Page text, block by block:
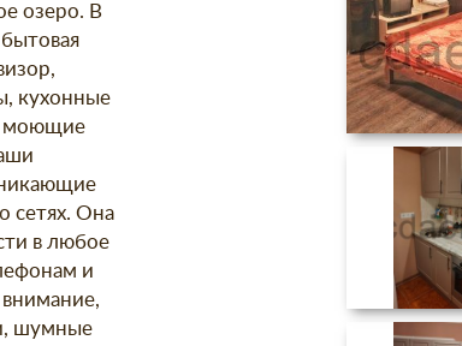
озеро. В
кухонные
моющие
сетях. Она
в любое
и
шумные